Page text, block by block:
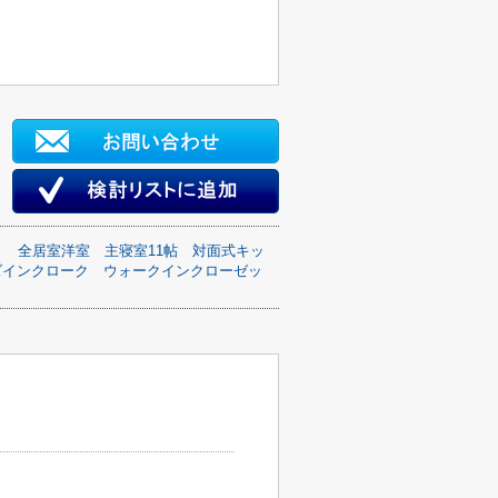
全居室洋室 主寝室11帖
対面式キッ
ンクローク
ウォークインクローゼッ